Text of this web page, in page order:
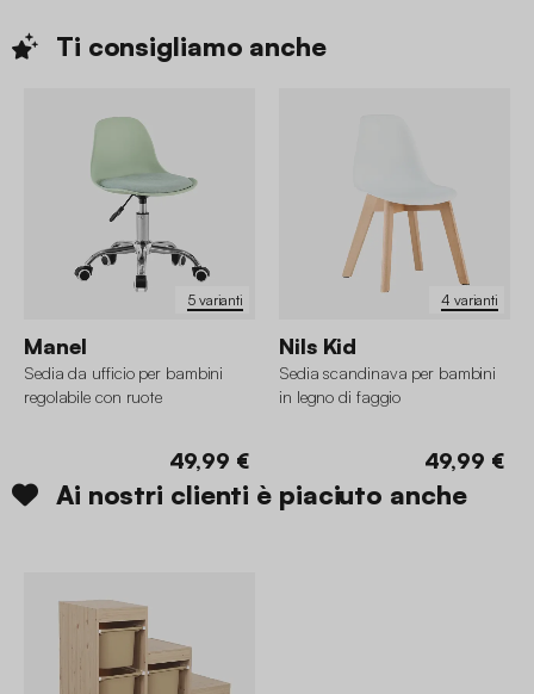
Ti consigliamo anche
5 varianti
Manel
Sedia da ufficio per bambini
regolabile con ruote
49,99 €
4 varianti
Nils Kid
Sedia scandinava per bambini
in legno di faggio
49,99 €
Ai nostri clienti è piaciuto anche